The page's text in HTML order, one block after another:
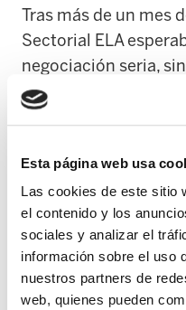
Esta página web usa
Las cookies de este sitio
el contenido y los
sociales y analizar el
información sobre el uso
nuestros partners de
web, quienes pueden
Tras más de un mes
Sectorial ELA
negociación seria,
encontrado con un
número de plazas
personas eventuales
jubilaciones anuales.
La Dirección de
ofertado, también,
2012 aumentando